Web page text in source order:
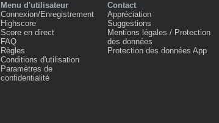
Menu d'utilisateur
Connexion/Enregistrement
Highscore
Score en direct
FAQ
Règles
Conditions d'utilisation
Paramètres de
confidentialité
Contact
Appréciation
Suggestions
Mentions légales / Protection
des données
Protection des données App